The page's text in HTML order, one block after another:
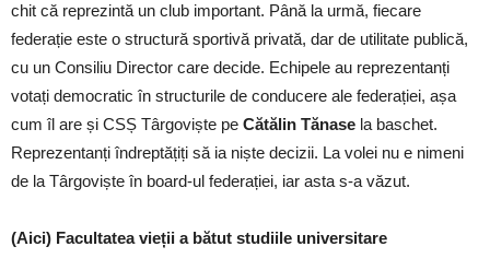
chit că reprezintă un club important. Până la urmă, fiecare
federație este o structură sportivă privată, dar de utilitate publică,
cu un Consiliu Director care decide. Echipele au reprezentanți
votați democratic în structurile de conducere ale federației, așa
cum îl are și CSȘ Târgoviște pe Cătălin Tănase la baschet.
Reprezentanți îndreptățiți să ia niște decizii. La volei nu e nimeni
de la Târgoviște în board-ul federației, iar asta s-a văzut.
(Aici) Facultatea vieții a bătut studiile universitare